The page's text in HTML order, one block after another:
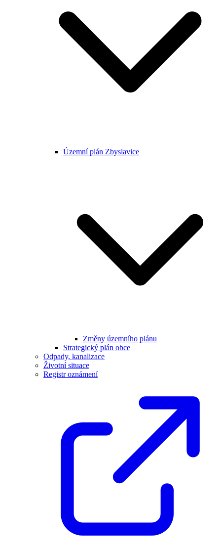
Územní plán Zbyslavice
Změny územního plánu
Strategický plán obce
Odpady, kanalizace
Životní situace
Registr oznámení